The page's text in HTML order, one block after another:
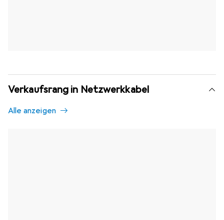
Verkaufsrang in Netzwerkkabel
Alle anzeigen